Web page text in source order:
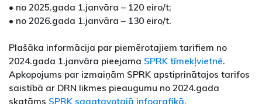
• no 2025.gada 1.janvāra – 120 eiro/t;
• no 2026.gada 1.janvāra – 130 eiro/t.
Plašāka informācija par piemērotajiem tarifiem no
2024.gada 1.janvāra pieejama SPRK tīmekļvietnē.
Apkopojums par izmaiņām SPRK apstiprinātajos tarifos
saistībā ar DRN likmes pieaugumu no 2024.gada
skatāms SPRK sagatavotajā infografikā.